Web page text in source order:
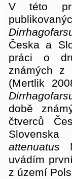
V této
Česka a
práci o
známých z
(Mertlik
době
čtverců
attenuatus
uvádím
z území